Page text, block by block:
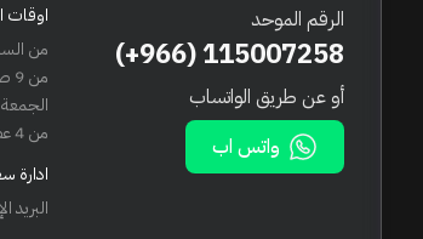
الرقم الموحد
(+966) 115007258
أو عن طريق الواتساب
واتس اب
اوقات
من
من 9 صباحاً حتى 9 مساءً
الجمعة
من 4 عصراً حتى 9 مساءً
ادارة
البريد